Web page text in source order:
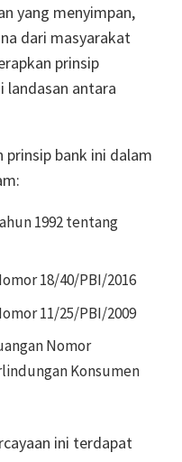
yang menyimpan,
dari masyarakat
prinsip
landasan antara
prinsip bank ini dalam
1992 tentang
18/40/PBI/2016
11/25/PBI/2009
Nomor
Konsumen
ini terdapat